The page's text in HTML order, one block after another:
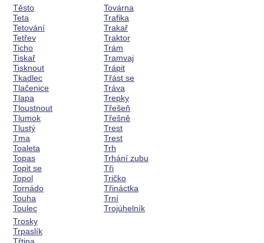
Těsto
Teta
Tetování
Tetřev
Ticho
Tiskař
Tisknout
Tkadlec
Tlačenice
Tlapa
Tloustnout
Tlumok
Tlustý
Tma
Toaleta
Topas
Topit se
Topol
Tornádo
Touha
Toulec
Továrna
Trafika
Trakař
Traktor
Trám
Tramvaj
Trápit
Třást se
Tráva
Trepky
Třešeň
Třešně
Trest
Trest
Trh
Trhání zubu
Tři
Tričko
Třináctka
Trní
Trojúhelník
Trosky
Trpaslík